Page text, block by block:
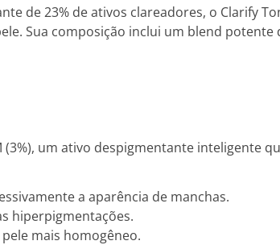
de 23% de ativos clareadores, o Clarify
Sua composição inclui um blend potente
um ativo despigmentante inteligente
a aparência de manchas.
hiperpigmentações.
mais homogêneo.